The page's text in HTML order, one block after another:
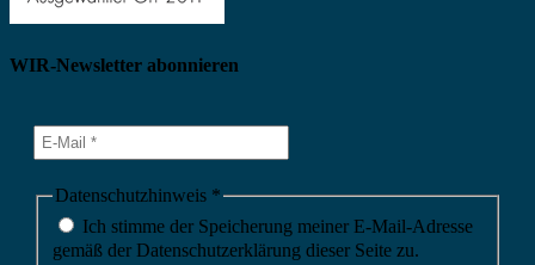
WIR-Newsletter abonnieren
Datenschutzhinweis *
Ich stimme der Speicherung meiner E-Mail-Adresse
gemäß der Datenschutzerklärung dieser Seite zu.